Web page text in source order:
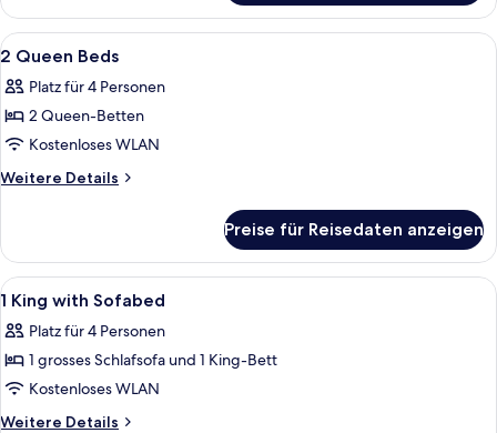
King
Bed
Alle
Fotos
für
2
Queen
Beds
16
2 Queen Beds
Platz für 4 Personen
2 Queen-Betten
Kostenloses WLAN
Weitere Details
Weitere
Queen
Beds
Preise für Reisedaten anzeigen
Alle
Fotos
für
1
King
with
Hochwertige Bettwaren,
3
1 King with Sofabed
Platz für 4 Personen
1 grosses Schlafsofa und 1 King-Bett
Kostenloses WLAN
Weitere Details
Weitere